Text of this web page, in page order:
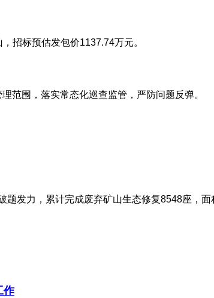
招标预估发包价1137.74万元。
范围，落实常态化巡查监管，严防问题反弹。
题发力，累计完成废弃矿山生态修复8548座，
作